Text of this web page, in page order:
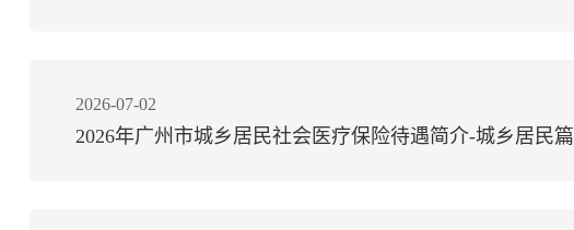
2026-07-02
2026年广州市城乡居民社会医疗保险待遇简介-城乡居民篇